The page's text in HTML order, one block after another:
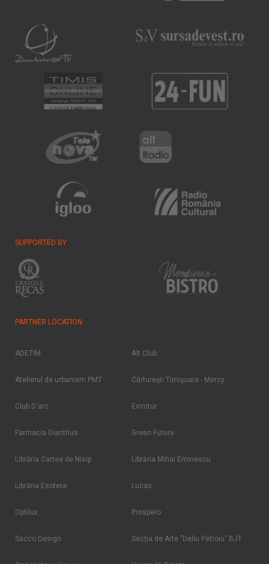
SUPPORTED BY
PARTNER LOCATION
ADETIM Alt Club
Atelierul de urbanism PMT Cărtureşti Timişoara - Mercy
Club D'arc Eximtur
Farmacia Dianthus Green Future
Librăria Cartea de Nisip Librăria Mihai Eminescu
Librăria Esotera Lucas
Optilux Prospero
Sacco Design Secția de Arte "Deliu Petroiu" BJT